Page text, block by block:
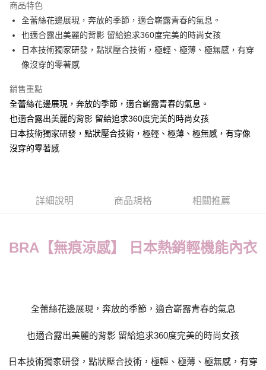
Apple Pay
街口支付
悠遊付
ATM付款
貨到付款
運送方式
全家取貨付款
每筆NT$70，滿NT$799(含以上)免運費
每筆NT$70，滿NT$799(含以上)免運費
7-11取貨付款
每筆NT$70，滿NT$799(含以上)免運費
商品特色
全蕾絲花邊展現，奔放的季節，適合嶄露青春的氣息。
也適合露出美麗的背影 留給追求360度完美的時尚女孩
日本技術獨家研發，點狀壓合技術，極輕、極薄、極無感，有穿
像沒穿的零著感
銷售重點
全蕾絲花邊展現，奔放的季節，適合嶄露青春的氣息。
也適合露出美麗的背影 留給追求360度完美的時尚女孩
日本技術獨家研發，點狀壓合技術，極輕、極薄、極無感，有穿像
沒穿的零著感
詳細說明 商品規格 相關推薦
BRA【無痕涼感】 日本熱銷輕機能內衣
全蕾絲花邊展現，奔放的季節，適合嶄露青春的氣息
也適合露出美麗的背影 留給追求360度完美的時尚女孩
日本技術獨家研發，點狀壓合技術，極輕、極薄、極無感，有穿